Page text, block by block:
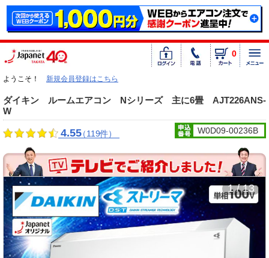
0
ようこそ！ 新規会員登録はこちら
ダイキン ルームエアコン Nシリーズ 主に6畳 AJT226ANS-
W
4.55（119件） W0D09-00236B
1 / 13